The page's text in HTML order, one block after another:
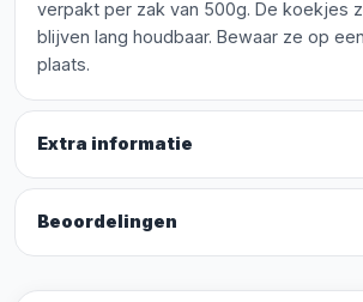
verpakt per zak van 500g. De koekjes
blijven lang houdbaar. Bewaar ze op
plaats.
Extra informatie
Beoordelingen